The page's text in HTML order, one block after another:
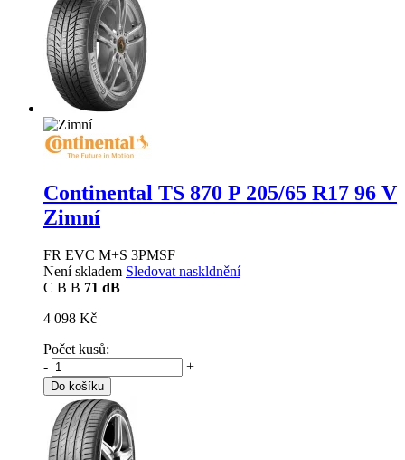
Continental TS 870 P 205/65 R17 96 V
Zimní
FR EVC M+S 3PMSF
Není skladem Sledovat naskldnění
C B B 71 dB
4 098 Kč
Počet kusů:
-
+
Do košíku